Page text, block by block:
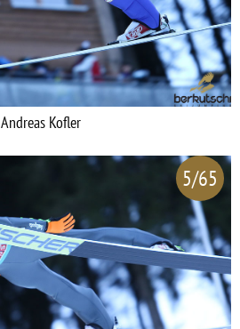
Andreas Kofler
5/65